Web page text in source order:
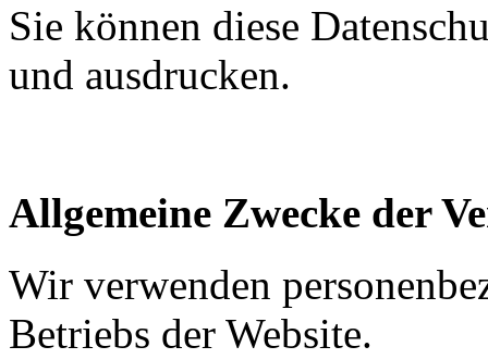
Sie können diese
und ausdrucken.
Allgemeine Zwecke der
Wir verwenden
Betriebs der Website.